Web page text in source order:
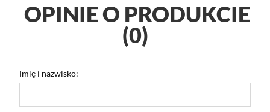
OPINIE O PRODUKCIE
(0)
Imię i nazwisko: